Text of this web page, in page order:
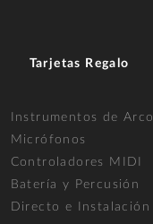
Tarjetas Regalo
Instrumentos de Arco
Micrófonos
Controladores MIDI
Batería y Percusión
Directo e Instalación